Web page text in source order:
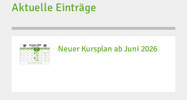
Aktuelle Einträge
Neuer Kursplan ab Juni 2026